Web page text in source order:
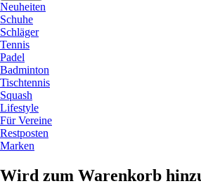
Neuheiten
Schuhe
Schläger
Tennis
Padel
Badminton
Tischtennis
Squash
Lifestyle
Für Vereine
Restposten
Marken
Wird zum Warenkorb